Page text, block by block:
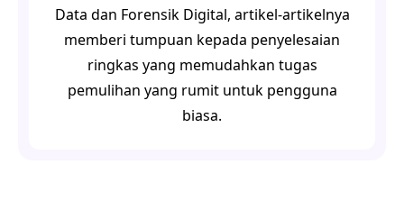
Data dan Forensik Digital, artikel-artikelnya
memberi tumpuan kepada penyelesaian
ringkas yang memudahkan tugas
pemulihan yang rumit untuk pengguna
biasa.